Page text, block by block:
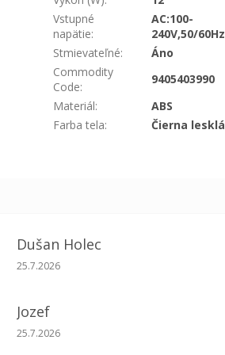
Vstupné
napätie:
AC:100-
240V,50/60Hz
Stmievateľné:
Áno
Commodity
Code:
9405403990
Materiál:
ABS
Farba tela: Čierna lesklá
Dušan Holec
Hodnotenie obchodu je 5 z 5 hviezdičiek.
25.7.2026
Jozef
Hodnotenie obchodu je 5 z 5 hviezdičiek.
25.7.2026